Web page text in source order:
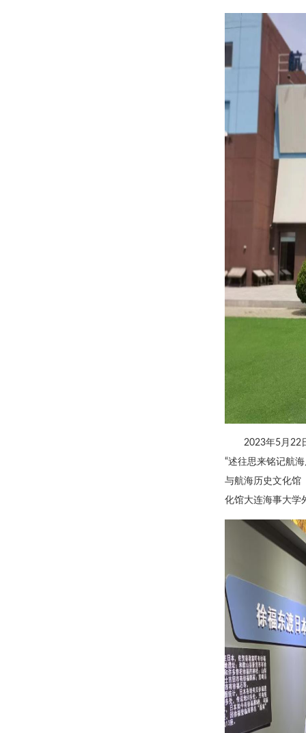
2023年5月22
“述往思来铭记航
与航海历史文化馆
化馆大连海事大学